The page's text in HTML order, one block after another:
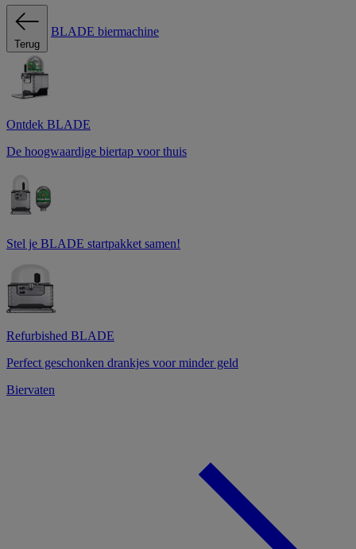
Terug
BLADE biermachine
Ontdek BLADE
De hoogwaardige biertap voor thuis
Stel je BLADE startpakket samen!
Refurbished BLADE
Perfect geschonken drankjes voor minder geld
Biervaten